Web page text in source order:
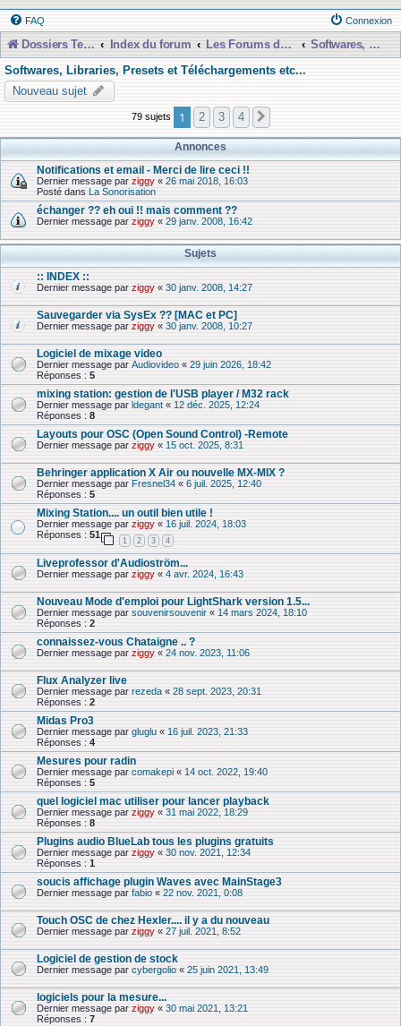
FAQ Connexion
Dossiers Techniques Index du forum Les Forums de Discussions
Softwares, Libraries, Presets et Téléchargements etc...
Softwares, Libraries, Presets et Téléchargements etc...
Nouveau sujet
79 sujets 1 2 3 4
Annonces
Notifications et email - Merci de lire ceci !!
Dernier message par ziggy « 26 mai 2018, 16:03
Posté dans La Sonorisation
échanger ?? eh oui !! mais comment ??
Dernier message par ziggy « 29 janv. 2008, 16:42
Sujets
:: INDEX ::
Dernier message par ziggy « 30 janv. 2008, 14:27
Sauvegarder via SysEx ?? [MAC et PC]
Dernier message par ziggy « 30 janv. 2008, 10:27
Logiciel de mixage video
Dernier message par Audiovideo « 29 juin 2026, 18:42
Réponses : 5
mixing station: gestion de l'USB player / M32 rack
Dernier message par ldegant « 12 déc. 2025, 12:24
Réponses : 8
Layouts pour OSC (Open Sound Control) -Remote
Dernier message par ziggy « 15 oct. 2025, 8:31
Behringer application X Air ou nouvelle MX-MIX ?
Dernier message par Fresnel34 « 6 juil. 2025, 12:40
Réponses : 5
Mixing Station.... un outil bien utile !
Dernier message par ziggy « 16 juil. 2024, 18:03
Réponses : 51
1 2 3 4
Liveprofessor d'Audioström...
Dernier message par ziggy « 4 avr. 2024, 16:43
Nouveau Mode d'emploi pour LightShark version 1.5...
Dernier message par souvenirsouvenir « 14 mars 2024, 18:10
Réponses : 2
connaissez-vous Chataigne .. ?
Dernier message par ziggy « 24 nov. 2023, 11:06
Flux Analyzer live
Dernier message par rezeda « 28 sept. 2023, 20:31
Réponses : 2
Midas Pro3
Dernier message par gluglu « 16 juil. 2023, 21:33
Réponses : 4
Mesures pour radin
Dernier message par comakepi « 14 oct. 2022, 19:40
Réponses : 5
quel logiciel mac utiliser pour lancer playback
Dernier message par ziggy « 31 mai 2022, 18:29
Réponses : 8
Plugins audio BlueLab tous les plugins gratuits
Dernier message par ziggy « 30 nov. 2021, 12:34
Réponses : 1
soucis affichage plugin Waves avec MainStage3
Dernier message par fabio « 22 nov. 2021, 0:08
Touch OSC de chez Hexler.... il y a du nouveau
Dernier message par ziggy « 27 juil. 2021, 8:52
Logiciel de gestion de stock
Dernier message par cybergolio « 25 juin 2021, 13:49
logiciels pour la mesure...
Dernier message par ziggy « 30 mai 2021, 13:21
Réponses : 7